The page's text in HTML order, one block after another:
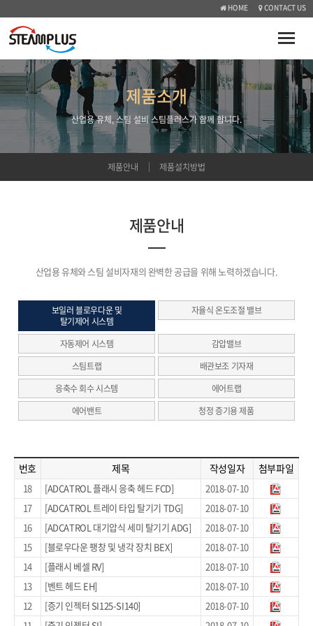
HOME CONTACT US
Toggle
제품소개
산업용 유체, 스팀 설비 스팀플러스가 함께 합니다.
제품안내 제품설치방법
제품안내
산업용 유체와 스팀 설비자재의 완벽한 공급을 위해 노력하겠습니다.
보일러 블로우다운 및
탈기제어 시스템
자율식 온도조절 밸브
자동제어 시스템
감압밸브
스팀트랩
배관보조 기자재
응축수 회수 시스템
에어트랩
에어밴트
청정 증기용 제품
번호 제목 작성일자 첨부파일
18 [ADCATROL 플래시 응축 헤드 FCD]
2018-07-10
17
[ADCATROL 트레이 타입 탈기기 TDG]
2018-07-10
16
[ADCATROL 대기압식 세미 탈기기 ADG]
2018-07-10
15
[블로우다운 팽창 및 냉각 장치 BEX]
2018-07-10
14
[플래시 베셀 RV]
2018-07-10
13
[벤트 헤드 EH]
2018-07-10
12
[증기 인젝터 SI125-SI140]
2018-07-10